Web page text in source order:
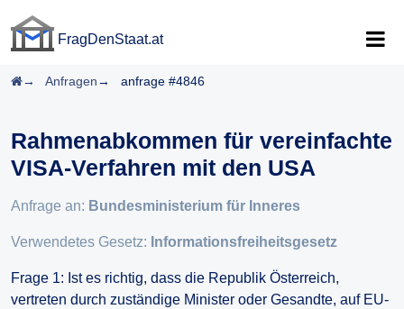
FragDenStaat.at
Startseite
Anfragen anfrage #4846
Rahmenabkommen für vereinfachte
VISA-Verfahren mit den USA
Anfrage an: Bundesministerium für Inneres
Verwendetes Gesetz: Informationsfreiheitsgesetz
Frage 1: Ist es richtig, dass die Republik Österreich,
vertreten durch zuständige Minister oder Gesandte, auf EU-